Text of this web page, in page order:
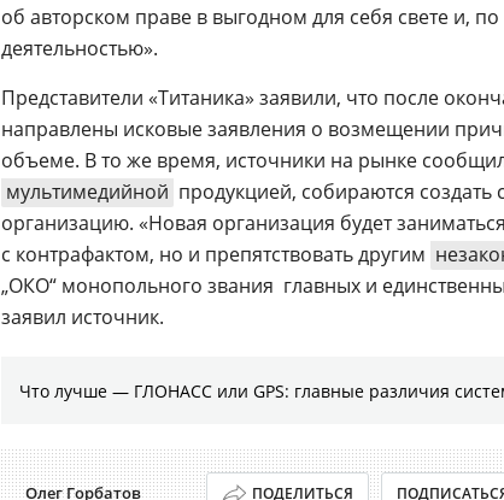
об авторском праве в выгодном для себя свете и,
деятельностью».
Представители «Титаника» заявили, что после
направлены исковые заявления о возмещении
объеме. В то же время, источники на рынке
мультимедийной продукцией, собираются
организацию. «Новая организация будет
с контрафактом, но и препятствовать другим
„ОКО“ монопольного звания  главных и
заявил источник.
Что лучше — ГЛОНАСС или GPS: главные различия
Олег Горбатов ПОДЕЛИТЬСЯ